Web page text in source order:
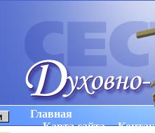
Главная
Карта сайта